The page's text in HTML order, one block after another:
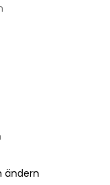
ändern